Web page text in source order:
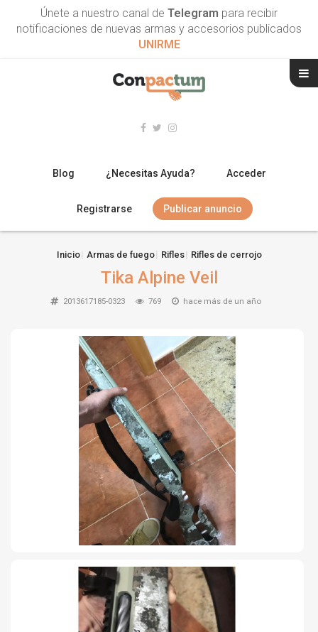
Únete a nuestro canal de Telegram para recibir
notificaciones de nuevas armas y accesorios publicados
UNIRME
Blog ¿Necesitas Ayuda? Acceder
Registrarse Publicar anuncio
ARMAS CORTAS
TIRO Y COMPETICIÓN
AIRE COMPRIMIDO
OTRAS ARMAS
Inicio Armas de fuego Rifles Rifles de cerrojo
Tika Alpine Veil
2013617185-0323 769 hace más de un año